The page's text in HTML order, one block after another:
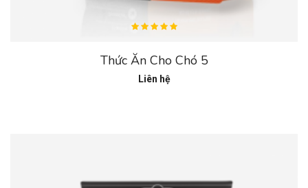
Thức Ăn Cho Chó 5
Liên hệ